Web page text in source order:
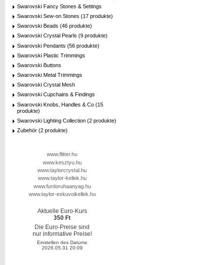
Swarovski Fancy Stones & Settings
Swarovski Sew-on Stones (17 produkte)
Swarovski Beads (46 produkte)
Swarovski Crystal Pearls (9 produkte)
Swarovski Pendants (56 produkte)
Swarovski Plastic Trimmings
Swarovski Buttons
Swarovski Metal Trimmings
Swarovski Crystal Mesh
Swarovski Cupchains & Findings
Swarovski Knobs, Handles & Co (15
produkte)
Swarovski Lighting Collection (2 produkte)
Zubehör (2 produkte)
www.flitter.hu
www.kesztyu.hu
www.taylorcrystal.hu
www.taylor-kellek.hu
www.furdoruhaanyag.hu
www.taylor-eskuvoikellek.hu
Aktuelle Euro-Kurs
350 Ft
Die Euro-Preise sind
nur informative Preise!
Einstellen des Datums
2026.05.31 20:09